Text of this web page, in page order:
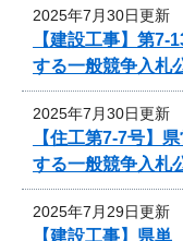
2025年7月30日更新
【建設工事】第7-
する一般競争入札
2025年7月30日更新
【住工第7-7号】
する一般競争入札
2025年7月29日更新
【建設工事】県